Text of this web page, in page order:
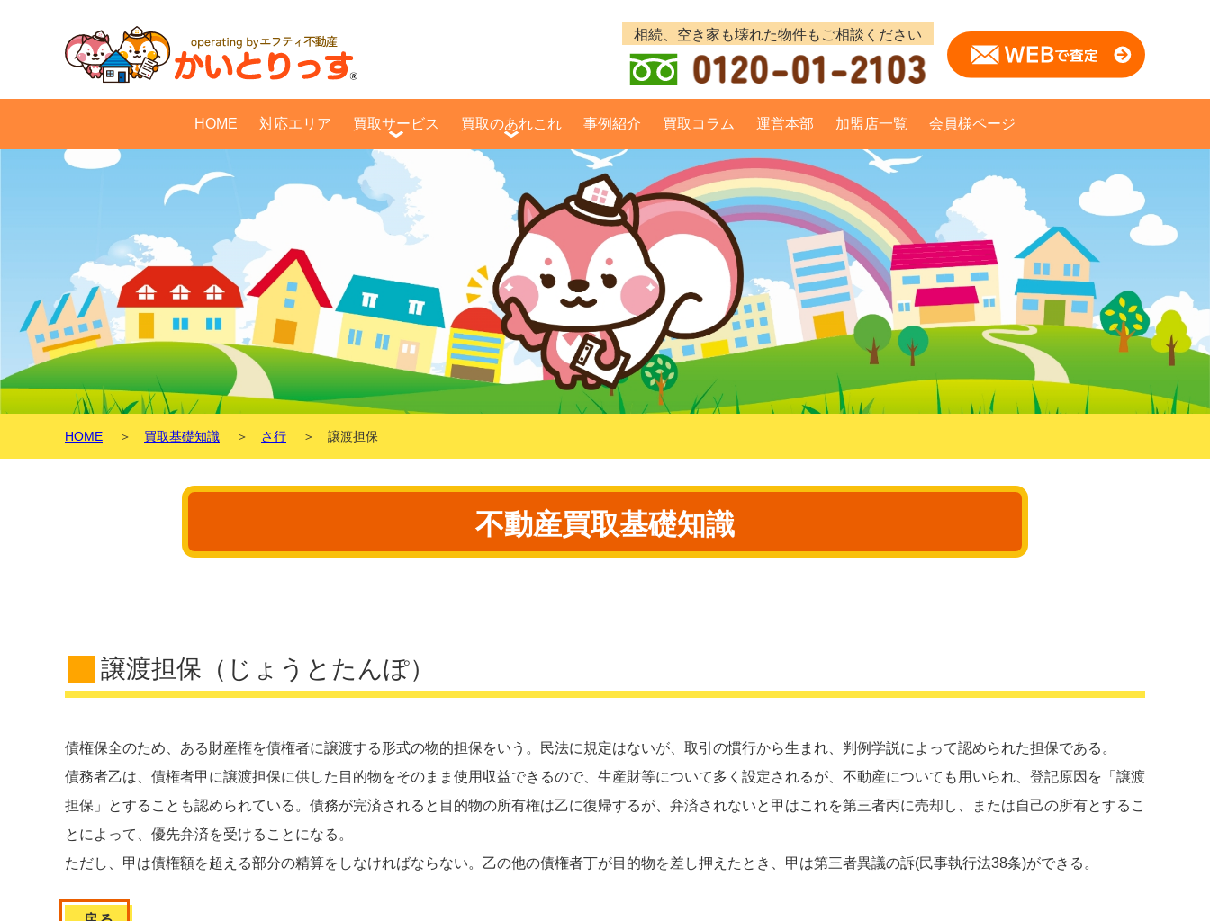
HOME 対応エリア 買取サービス 買取のあれこれ 事例紹介 買取コラム 運営本部 加盟店一覧 会員様ページ
HOME ＞ 買取基礎知識 ＞ さ行 ＞ 譲渡担保
不動産買取基礎知識
譲渡担保（じょうとたんぽ）
債権保全のため、ある財産権を債権者に譲渡する形式の物的担保をいう。民法に規定はないが、取引の慣行から生まれ、判例学説によって認められた担保である。
債務者乙は、債権者甲に譲渡担保に供した目的物をそのまま使用収益できるので、生産財等について多く設定されるが、不動産についても用いられ、登記原因を「譲渡
担保」とすることも認められている。債務が完済されると目的物の所有権は乙に復帰するが、弁済されないと甲はこれを第三者丙に売却し、または自己の所有とするこ
とによって、優先弁済を受けることになる。
ただし、甲は債権額を超える部分の精算をしなければならない。乙の他の債権者丁が目的物を差し押えたとき、甲は第三者異議の訴(民事執行法38条)ができる。